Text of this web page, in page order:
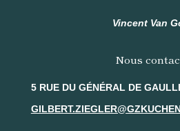
Vincent Van
Nous
5 RUE DU GÉNÉRAL DE